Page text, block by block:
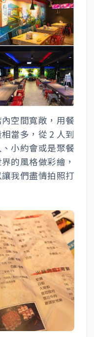
內空間寬敞，用餐
當多，從 2 人到
小約會或是聚餐
的風格做彩繪，
我們盡情拍照打